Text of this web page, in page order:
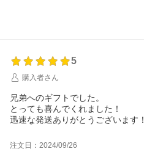
5
購入者さん
兄弟へのギフトでした。
とっても喜んでくれました！
迅速な発送ありがとうございます！
注文日：2024/09/26